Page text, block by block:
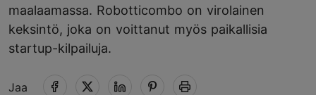
maalaamassa. Robotticombo on virolainen
keksintö, joka on voittanut myös paikallisia
startup-kilpailuja.
Jaa